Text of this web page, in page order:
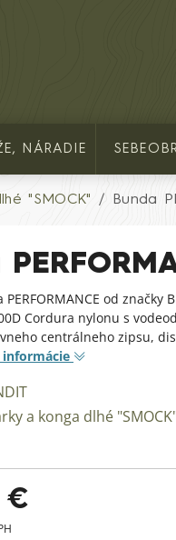
NÁRADIE
"SMOCK" Bunda
od značky
Cordura nylonu s
centrálneho zipsu,
informácie
a konga dlhé
€